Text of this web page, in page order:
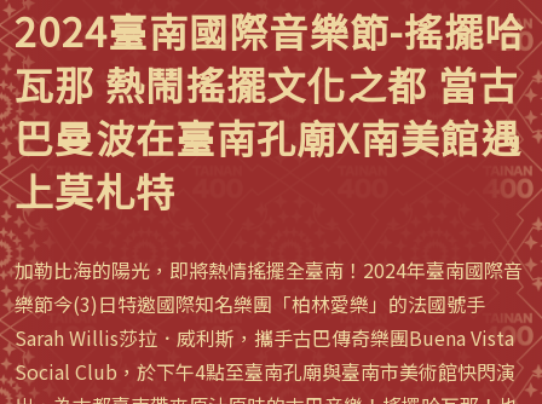
2024臺南國際音樂節-搖擺哈
瓦那 熱鬧搖擺文化之都 當古
巴曼波在臺南孔廟X南美館遇
上莫札特
加勒比海的陽光，即將熱情搖擺全臺南！2024年臺南國際音
樂節今(3)日特邀國際知名樂團「柏林愛樂」的法國號手
Sarah Willis莎拉．威利斯，攜手古巴傳奇樂團Buena Vista
Social Club，於下午4點至臺南孔廟與臺南市美術館快閃演